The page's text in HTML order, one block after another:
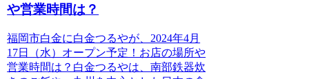
や営業時間は？
福岡市白金に白金つるやが、2024年4月
17日（水）オープン予定！お店の場所や
営業時間は？白金つるやは、南部鉄器炊